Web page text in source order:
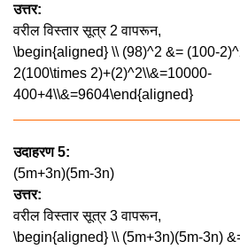
उत्तर:
वरील विस्तार सूत्र 2 वापरून,
\begin{aligned} \\ (98)^2 &= (100-
2(100\times 2)+(2)^2\\&=10000-
400+4\\&=9604\end{aligned}
उदाहरण 5:
(5m+3n)(5m-3n)
उत्तर:
वरील विस्तार सूत्र 3 वापरून,
\begin{aligned} \\ (5m+3n)(5m-3n)